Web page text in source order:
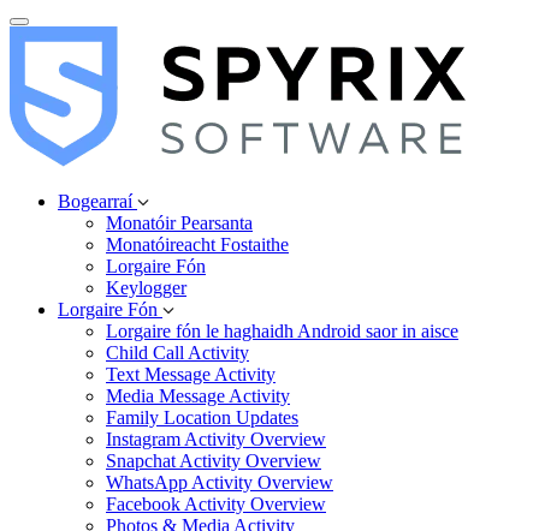
Bogearraí
Monatóir Pearsanta
Monatóireacht Fostaithe
Lorgaire Fón
Keylogger
Lorgaire Fón
Lorgaire fón le haghaidh Android saor in aisce
Child Call Activity
Text Message Activity
Media Message Activity
Family Location Updates
Instagram Activity Overview
Snapchat Activity Overview
WhatsApp Activity Overview
Facebook Activity Overview
Photos & Media Activity